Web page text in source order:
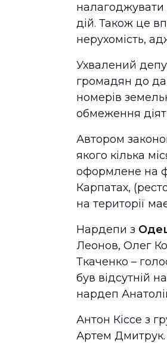
налагоджувати
дій. Також це
нерухомість,
Ухвалений
громадян до
номерів
обмеження
Автором
якого кілька
оформлене на
Карпатах,
на території
Нардепи з
Леонов, Олег
Ткаченко –
був відсутній
нардеп
Антон Кіссе з
Артем Дмитрук.